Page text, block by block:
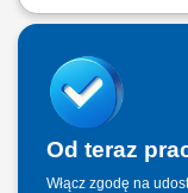
Twój zakres
sprzedażowych,
partnerstwa
prezentacja oferty firmy
Od teraz
Włącz zgodę na